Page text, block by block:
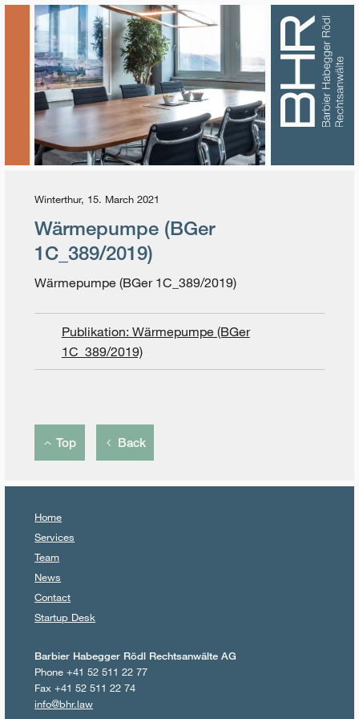
Winterthur, 15. March 2021
Wärmepumpe (BGer
1C_389/2019)
Wärmepumpe (BGer 1C_389/2019)
Publikation: Wärmepumpe (BGer
1C_389/2019)
Top Back
Home
Services
Team
News
Contact
Startup Desk
Barbier Habegger Rödl Rechtsanwälte AG
Phone +41 52 511 22 77
Fax +41 52 511 22 74
info@bhr.law